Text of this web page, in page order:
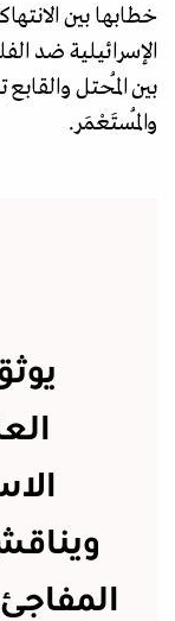
خطابها بين
الإسرائيلية ضد
بين المُحتل
والمُستَعْمَر.